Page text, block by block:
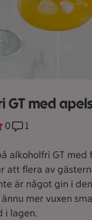
GT med
0Receptet har 1
1
alkoholfri GT med
att flera av
är något gin i
mer vuxen
i lagen.